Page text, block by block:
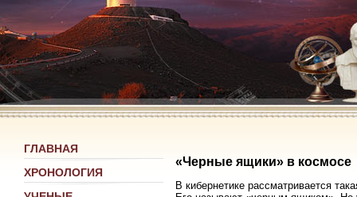
ГЛАВНАЯ
ХРОНОЛОГИЯ
«Черные ящики» в космосе
В кибернетике рассматривается